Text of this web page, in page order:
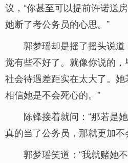
议，“你甚至可以提前许诺送
她断了考公务员的心思。”
郭梦瑶却是摇了摇头说
觉有些不好了。就像你说的
社会待遇差距实在太大了。
相信她是不会死心的。”
陈锋接着就问：“那若是
真的当了公务员，那就更加
郭梦瑶笑道：“我就赌她